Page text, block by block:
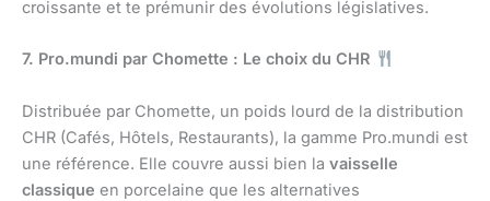
croissante et te prémunir des évolutions législatives.
7. Pro.mundi par Chomette : Le choix du CHR
Distribuée par Chomette, un poids lourd de la distribution
CHR (Cafés, Hôtels, Restaurants), la gamme Pro.mundi est
une référence. Elle couvre aussi bien la vaisselle
classique en porcelaine que les alternatives